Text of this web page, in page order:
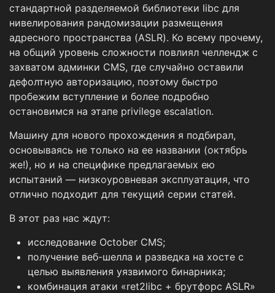
стандартной разделяемой библиотеки libc для
нивелирования рандомизации размещения
адресного пространства (ASLR). Ко всему прочему,
на общий уровень сложности повлиял челлендж с
захватом админки CMS, где случайно оставили
дефолтную авторизацию, поэтому быстро
пробежим вступление и более подробно
остановимся на этапе privilege escalation.
Машину для нового прохождения я подбирал,
основываясь не только на ее названии (октябрь
же!), но и на специфике предлагаемых ею
испытаний — низкоуровневая эксплуатация, что
отлично подходит для текущий серии статей.
В этот раз нас ждут:
исследование October CMS;
получение веб-шелла и разведка на хосте с
целью выявления уязвимого бинарника;
комбинация атаки «ret2libc + брутфорс ASLR»